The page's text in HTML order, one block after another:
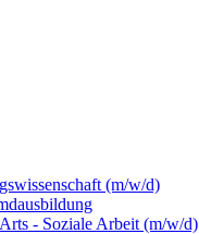
(m/w/d)
- Soziale Arbeit (m/w/d)